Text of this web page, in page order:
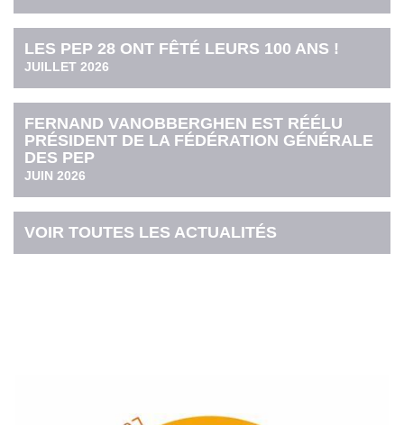
LES PEP 28 ONT FÊTÉ LEURS 100 ANS !
JUILLET 2026
FERNAND VANOBBERGHEN EST RÉÉLU
PRÉSIDENT DE LA FÉDÉRATION GÉNÉRALE
DES PEP
JUIN 2026
VOIR TOUTES LES ACTUALITÉS